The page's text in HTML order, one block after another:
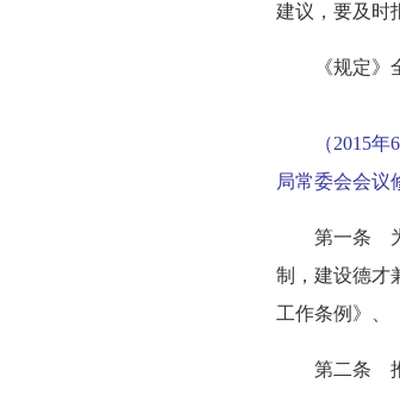
建议，要及时
《规定》
（2015年6
局常委会会
第一条
制，建设德才
工作条例》、
第二条